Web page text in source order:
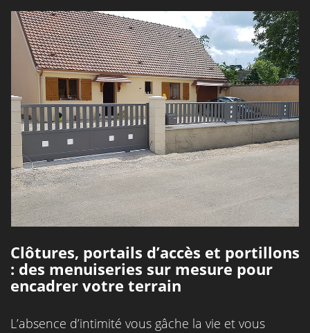
Clôtures, portails d’accès et portillons
: des menuiseries sur mesure pour
encadrer votre terrain
L’absence d’intimité vous gâche la vie et vous